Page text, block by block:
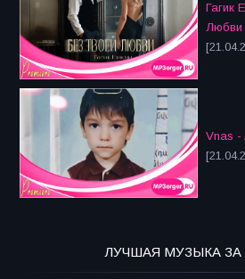
Гагик
Любви
Vnas -
ЛУЧШАЯ МУЗЫКА